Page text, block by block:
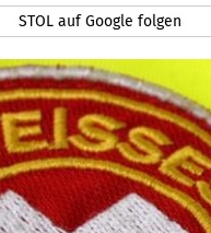
STOL auf Google folgen